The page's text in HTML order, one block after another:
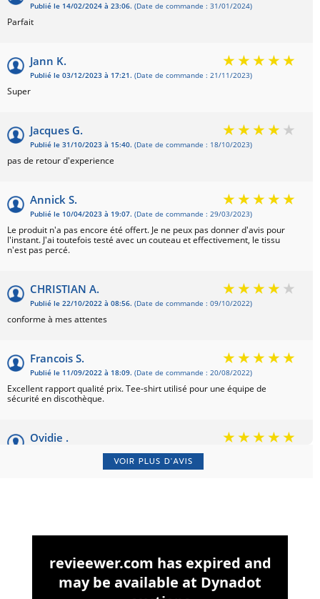
Publié le 14/02/2024 à 23:06. (Date de commande : 31/01/2024)
Parfait
Jann K.
Publié le 03/12/2023 à 17:21. (Date de commande : 21/11/2023)
Super
Jacques G.
Publié le 31/10/2023 à 15:40. (Date de commande : 18/10/2023)
pas de retour d'experience
Annick S.
Publié le 10/04/2023 à 19:07. (Date de commande : 29/03/2023)
Le produit n'a pas encore été offert. Je ne peux pas donner d'avis pour
l'instant. J'ai toutefois testé avec un couteau et effectivement, le tissu
n'est pas percé.
CHRISTIAN A.
Publié le 22/10/2022 à 08:56. (Date de commande : 09/10/2022)
conforme à mes attentes
Francois S.
Publié le 11/09/2022 à 18:09. (Date de commande : 20/08/2022)
Excellent rapport qualité prix. Tee-shirt utilisé pour une équipe de
sécurité en discothèque.
Ovidie .
Publié le 12/03/2021 à 10:53.
Je l'ai offert a mon copain , il le porte quasiment tout le temps maintenant
VOIR PLUS D'AVIS